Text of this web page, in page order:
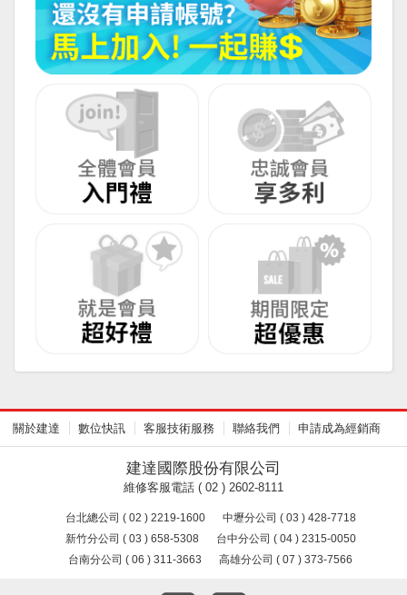
關於建達 數位快訊 客服技術服務 聯絡我們 申請成為經銷商
建達國際股份有限公司
維修客服電話 ( 02 ) 2602-8111
台北總公司 ( 02 ) 2219-1600
中壢分公司 ( 03 ) 428-7718
新竹分公司 ( 03 ) 658-5308
台中分公司 ( 04 ) 2315-0050
台南分公司 ( 06 ) 311-3663
高雄分公司 ( 07 ) 373-7566